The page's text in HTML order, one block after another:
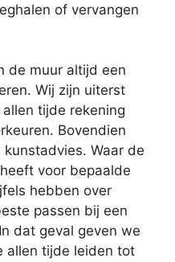
of vervangen
de muur altijd een
Wij zijn uiterst
tijde rekening
Bovendien
Waar de
voor bepaalde
hebben over
passen bij een
dat geval geven we
allen tijde leiden tot